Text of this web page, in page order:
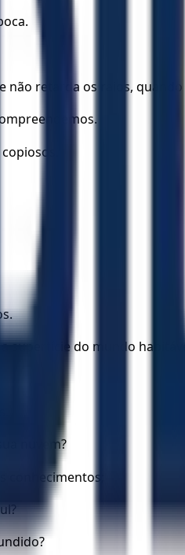
retarda os raios, quando
superfície do mundo
nuvem?
conhecimentos;